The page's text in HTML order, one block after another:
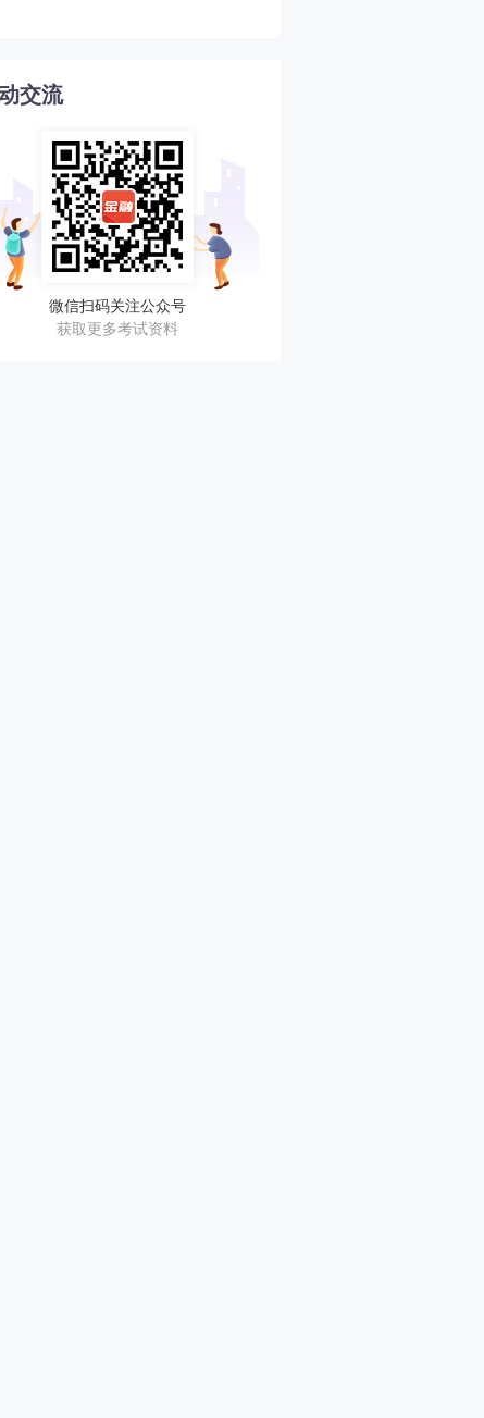
交流
微信扫码关注公众号
获取更多考试资料